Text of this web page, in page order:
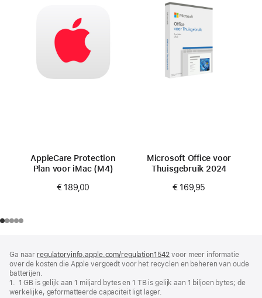
AppleCare Protection
Plan voor iMac (M4)
€ 189,00
Microsoft Office voor
Thuisgebruik 2024
€ 169,95
Ga naar regulatoryinfo.apple.com/regulation1542 (wordt
in
venster
voor meer informatie
over de kosten die Apple vergoedt voor het recyclen en beheren van oude
batterijen.
1. 1 GB is gelijk aan 1 miljard bytes en 1 TB is gelijk aan 1 biljoen bytes; de
werkelijke, geformatteerde capaciteit ligt lager.